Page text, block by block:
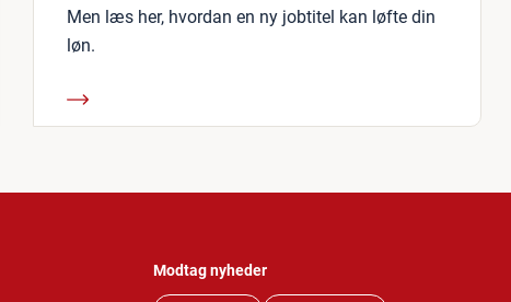
Men læs her, hvordan en ny jobtitel kan løfte din
løn.
Modtag nyheder